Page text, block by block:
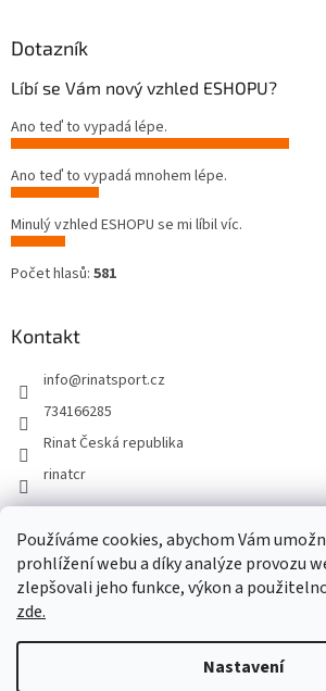
Používáme cookies, abychom Vám
prohlížení webu a díky analýze provozu
zlepšovali jeho funkce, výkon a
zde.
Nastavení
Dotazník
Líbí se Vám nový vzhled ESHOPU?
Ano teď to vypadá lépe.
Ano teď to vypadá mnohem lépe.
Minulý vzhled ESHOPU se mi líbil víc.
Počet hlasů: 581
Kontakt
info@rinatsport.cz
734166285
Rinat Česká republika
rinatcr
Rinat Europe